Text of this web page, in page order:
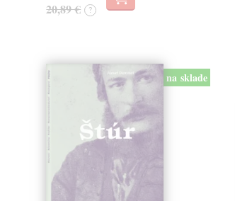
20,89 € ?
na sklade